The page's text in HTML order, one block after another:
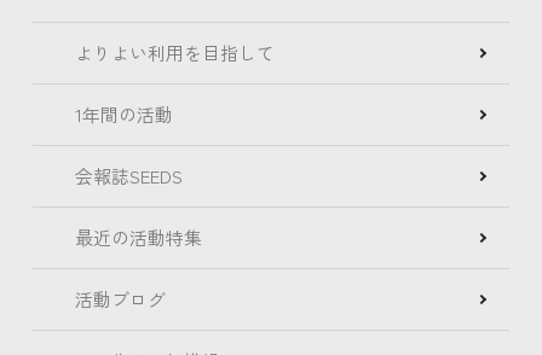
よりよい利用を目指して
1年間の活動
会報誌SEEDS
最近の活動特集
活動ブログ